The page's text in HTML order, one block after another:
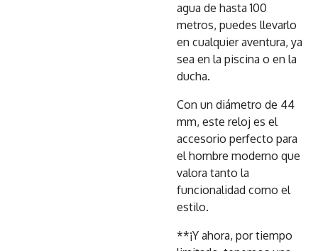
agua de hasta 100
metros, puedes llevarlo
en cualquier aventura, ya
sea en la piscina o en la
ducha.
Con un diámetro de 44
mm, este reloj es el
accesorio perfecto para
el hombre moderno que
valora tanto la
funcionalidad como el
estilo.
**¡Y ahora, por tiempo